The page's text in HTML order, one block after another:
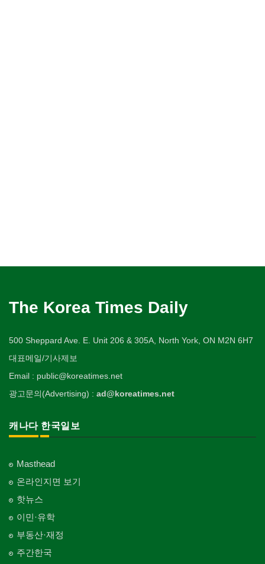
The Korea Times Daily
500 Sheppard Ave. E. Unit 206 & 305A, North York, ON M2N 6H7
대표메일/기사제보
Email : public@koreatimes.net
광고문의(Advertising) : ad@koreatimes.net
캐나다 한국일보
Masthead
온라인지면 보기
핫뉴스
이민·유학
부동산·재정
주간한국